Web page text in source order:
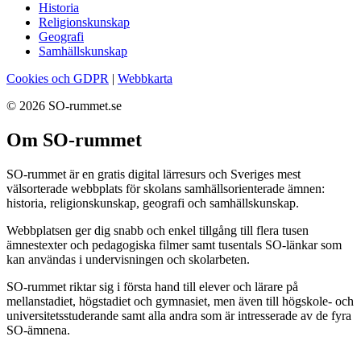
Historia
Religionskunskap
Geografi
Samhällskunskap
Cookies och GDPR | Webbkarta
© 2026 SO-rummet.se
Om SO-rummet
SO-rummet är en gratis digital lärresurs och Sveriges mest
välsorterade webbplats för skolans samhällsorienterade ämnen:
historia, religionskunskap, geografi och samhällskunskap.
Webbplatsen ger dig snabb och enkel tillgång till flera tusen
ämnestexter och pedagogiska filmer samt tusentals SO-länkar som
kan användas i undervisningen och skolarbeten.
SO-rummet riktar sig i första hand till elever och lärare på
mellanstadiet, högstadiet och gymnasiet, men även till högskole- och
universitetsstuderande samt alla andra som är intresserade av de fyra
SO-ämnena.